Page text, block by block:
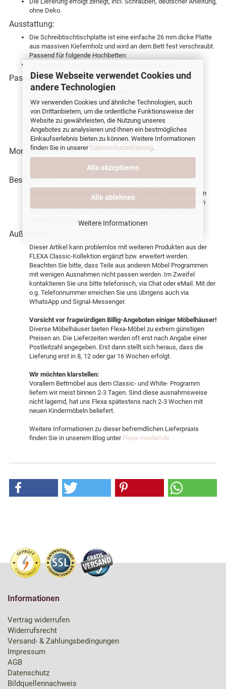
Diese Webseite verwendet Cookies und
andere Technologien
Wir verwenden Cookies und ähnliche Technologien, auch
von Drittanbietern, um die ordentliche Funktionsweise der
Website zu gewährleisten, die Nutzung unseres
Angebotes zu analysieren und Ihnen ein bestmögliches
Einkaufserlebnis bieten zu können. Weitere Informationen
finden Sie in unserer Datenschutzerklärung.
Alle akzeptieren
Alle ablehnen
Weitere Informationen
ohne Deko.
Ausstattung:
Die Schreibtischtischplatte ist eine einfache 26 mm dicke Platte
aus massiven Kiefernholz und wird an dem Bett fest verschraubt.
Passend für folgende Hochbetten:
Passendes Zubehör:
Drehstuhl blau/schwarzoder
Drehstuhl schwarz/schwarzoder
Drehstuhl grau/schwarzoder
Drehstuhl rot/schwarz oder
Drehstuhl schwarz
Montageanleitung:
PDF-Montageanleitung zu 82-50112-11
Besonderheit:
Diese Schreibtischtischplatte ist nur für Classic Hochbetten in
200 cm Liegefläche geeignet. Erhältlich in den Classic- Farben
lakiert für das White Programm
Außerdem:
Dieser Artikel kann problemlos mit weiteren Produkten aus der
FLEXA Classic-Kollektion ergänzt bzw. erweitert werden.
Beachten Sie bitte, dass Teile aus anderen Möbel Programmen
mit wenigen Ausnahmen nicht passen werden. Im Zweifel
kontaktieren Sie uns bitte telefonisch, via Chat oder eMail. Mit der
o.g. Telefonnummer erreichen Sie uns übrigens auch via
WhatsApp und Signal-Messenger.
Vorsicht vor fragwürdigen Billig-Angeboten einiger Möbelhäuser!
Diverse Möbelhäuser bieten Flexa-Möbel zu extrem günstigen
Preisen an. Die Lieferzeiten werden oft erst nach Angabe einer
Postleitzahl angegeben. Erst dann stellt sich heraus, dass die
Lieferung erst in 8, 12 oder gar 16 Wochen erfolgt.
Wir möchten klarstellen:
Vorallem Bettmöbel aus dem Classic- und White- Programm
liefern wir meist binnen 2-3 Tagen. Sind diese ausnahmsweise
nicht lagernd, hat uns Flexa spätestens nach 2-3 Wochen mit
neuen Kindermöbeln beliefert.
Weitere Informationen zu dieser befremdlichen Lieferpraxis
finden Sie in unserem Blog unter Flexa-moebel.de
Informationen
Vertrag widerrufen
Widerrufsrecht
Versand- & Zahlungsbedingungen
Impressum
AGB
Datenschutz
Bildquellennachweis